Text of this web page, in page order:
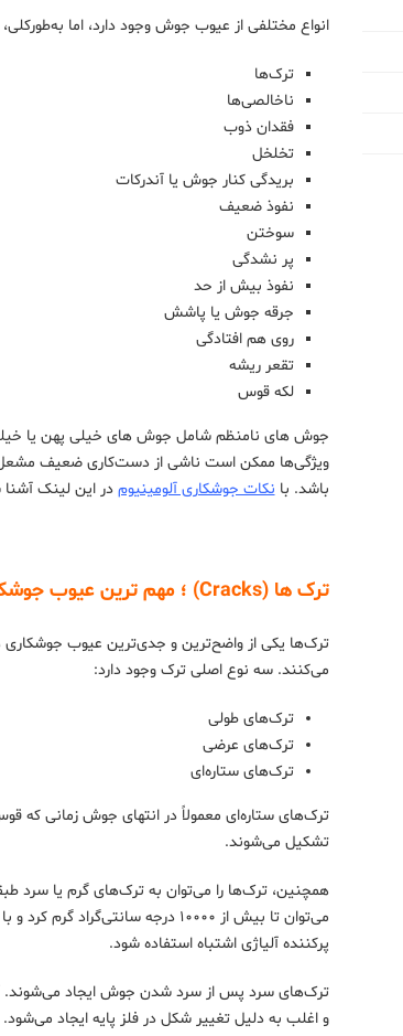
انواع مختلفی از عیوب جوش وجود دارد، اما به‌طورکلی، ۱۳ نمونه از رایج‌ترین عیوب جوش عبارت‌اند از:
ترک‌ها
ناخالصی‌ها
فقدان ذوب
تخلخل
بریدگی کنار جوش یا آندرکات
نفوذ ضعیف
سوختن
پر نشدگی
نفوذ بیش از حد
جرقه جوش یا پاشش
روی هم افتادگی
تقعر ریشه
لکه قوس
جوش های نامنظم شامل جوش های خیلی پهن یا
ویژگی‌ها ممکن است ناشی از دست‌کاری ضعیف مشعل،
باشد. بانکات جوشکاری آلومینیوم در این لینک
ترک ‌ها (Cracks) ؛ مهم ترین عیوب جوشکاری
ترک‌ها یکی از واضح‌ترین و جدی‌ترین عیوب
می‌کنند. سه نوع اصلی ترک وجود دارد:
ترک‌های طولی
ترک‌های عرضی
ترک‌های ستاره‌ای
ترک‌های ستاره‌ای معمولاً در انتهای جوش زمانی که
تشکیل می‌شوند.
می‌توان تا بیش از ۱۰۰۰۰ درجه
پرکننده آلیاژی اشتباه استفاده شود.
ترک‌های سرد پس از سرد شدن جوش ایجاد می‌شوند.
و اغلب به دلیل تغییر شکل در فلز پایه ایجاد می‌شود.